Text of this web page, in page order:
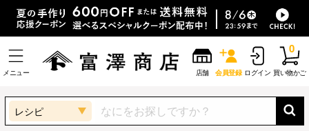
メニュー 店舗 会員登録 ログイン 買い物かご
0
レシピ